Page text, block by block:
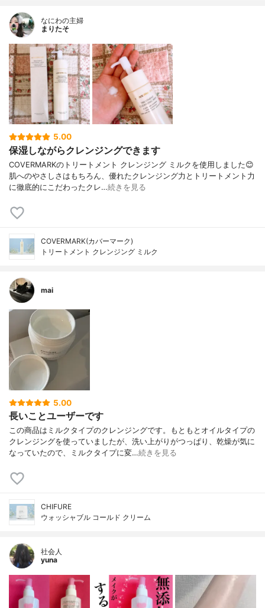
なにわの主婦
まりたそ
5.00
保湿しながらクレンジングできます
COVERMARKのトリートメント クレンジング ミルクを使用しました😊
肌へのやさしさはもちろん、優れたクレンジング力とトリートメント力
に徹底的にこだわったクレ…続きを見る
COVERMARK(カバーマーク)
トリートメント クレンジング ミルク
mai
5.00
長いことユーザーです
この商品はミルクタイプのクレンジングです。もともとオイルタイプの
クレンジングを使っていましたが、洗い上がりがつっぱり、乾燥が気に
なっていたので、ミルクタイプに変…続きを見る
CHIFURE
ウォッシャブル コールド クリーム
社会人
yuna